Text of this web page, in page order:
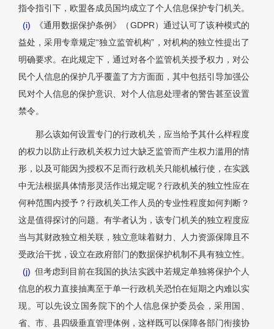
指令指引下，欧盟各成员国均成立了个人信息保护专门机关。
(i)
《通用数据保护条例》（GDPR）通过认可了该种模式的
益处，采用专章规定“独立监管机构”，对机构的独立性提出了
明确要求。在此规定下，通过对各个监管机关授予权力，对公
民个人信息的保护几乎覆盖了方方面面，其中包括引导加强公
民对个人信息的保护意识、对个人信息处理者的警告甚至设置
禁令。
那么该如何设置专门的行政机关，应当给予其什么样程度
的权力以防止行政机关权力过大缺乏监管而产生权力滥用的情
形，以及可能因为授权不足而行政机关只能机械行使，在实践
中无法根据具体情形灵活作出规定呢？行政机关的独立性应在
何种范围内授予？行政机关工作人员的专业性程度如何判断？
这是值得探讨的问题。有学者认为，该专门机关的独立程度应
当与其财政独立相关联，独立意味着财力、人力资源保障且不
受政治干扰，设立在政府部门的数据保护机制不具有独立性。
(j) 但考虑到目前在我国的执法实践中若规定单独将保护个人
信息的权力直接抽离至于单一行政机关恐怕在短期之内难以实
现。可以先设立国务院下的个人信息保护委员会，采用国、
省、市、县四级垂直管理体例，这样既可以保障各部门衔接协